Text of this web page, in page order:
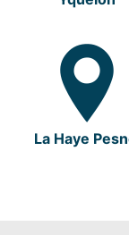
La Haye